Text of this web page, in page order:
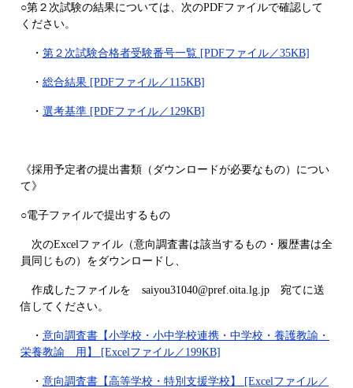
○第２次試験の結果については、次のPDFファイルで確認して
ください。
・ 第２次試験合格者受験番号一覧 [PDFファイル／35KB]
・ 総合結果 [PDFファイル／115KB]
・ 選考基準 [PDFファイル／129KB]
《採用予定者の提出書類（ダウンロードが必要なもの）につい
て》
○電子ファイルで提出するもの
次のExcelファイル（意向調査書は該当するもの・履歴書は全
員同じもの）をダウンロードし、
作成したファイルを saiyou31040@pref.oita.lg.jp 宛てに送
信してください。
・ 意向調査書【小学校・小中学校連携・中学校・養護教諭・
栄養教諭 用】 [Excelファイル／199KB]
・ 意向調査書【高等学校・特別支援学校】 [Excelファイル／